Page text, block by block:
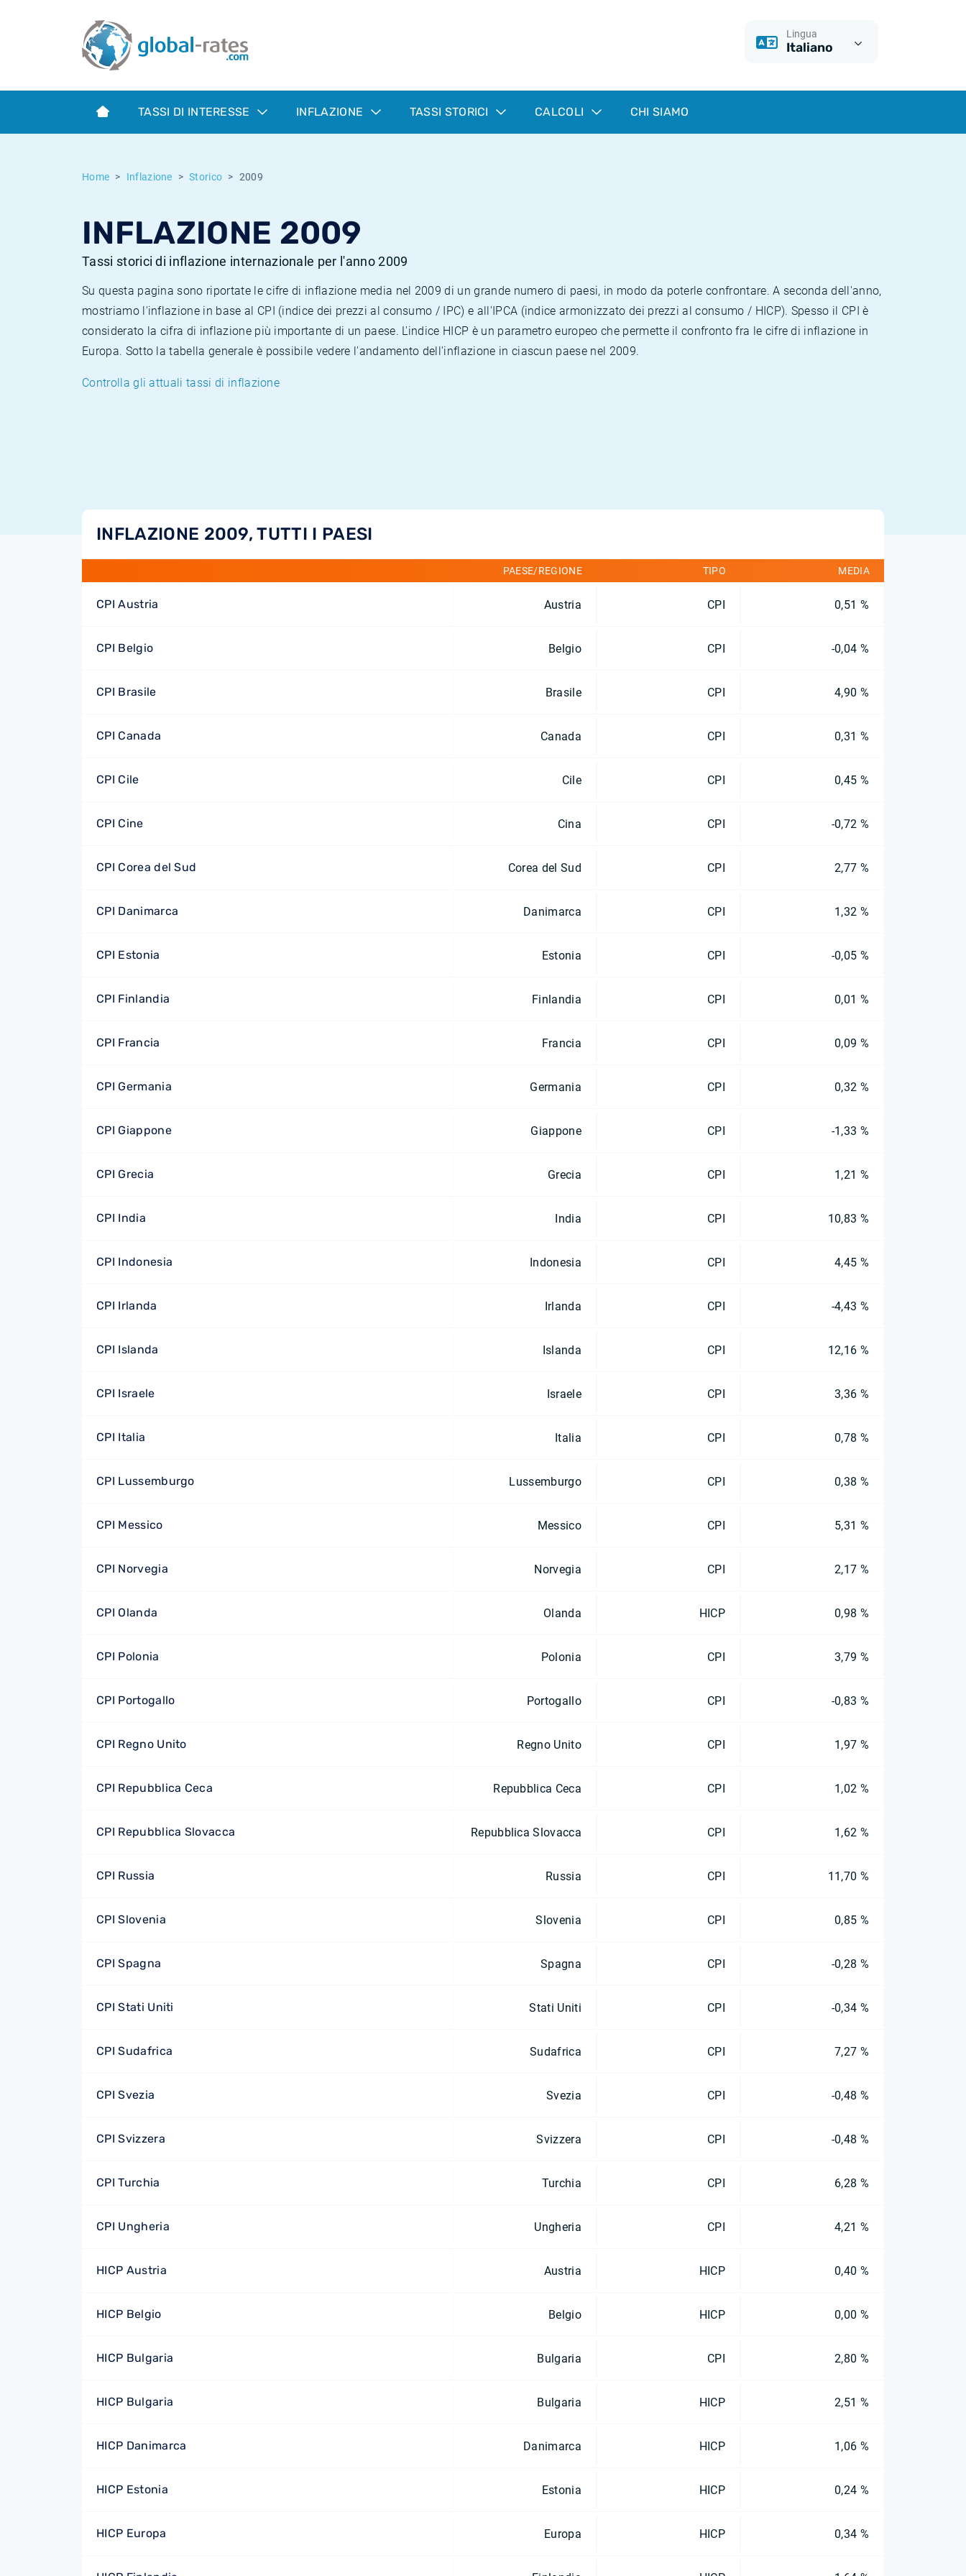
Lingua
Italiano
TASSI DI INTERESSE INFLAZIONE TASSI STORICI CALCOLI CHI SIAMO
Home Inflazione Storico 2009
INFLAZIONE 2009
Tassi storici di inflazione internazionale per l'anno 2009
Su questa pagina sono riportate le cifre di inflazione media nel 2009 di un grande numero di paesi, in modo da poterle confrontare. A seconda dell'anno,
mostriamo l'inflazione in base al CPI (indice dei prezzi al consumo / IPC) e all'IPCA (indice armonizzato dei prezzi al consumo / HICP). Spesso il CPI è
considerato la cifra di inflazione più importante di un paese. L'indice HICP è un parametro europeo che permette il confronto fra le cifre di inflazione in
Europa. Sotto la tabella generale è possibile vedere l'andamento dell'inflazione in ciascun paese nel 2009.
Controlla gli attuali tassi di inflazione
INFLAZIONE 2009, TUTTI I PAESI
PAESE/REGIONE TIPO MEDIA
CPI Austria Austria CPI 0,51 %
CPI Belgio Belgio CPI -0,04 %
CPI Brasile Brasile CPI 4,90 %
CPI Canada Canada CPI 0,31 %
CPI Cile Cile CPI 0,45 %
CPI Cine Cina CPI -0,72 %
CPI Corea del Sud Corea del Sud CPI 2,77 %
CPI Danimarca Danimarca CPI 1,32 %
CPI Estonia Estonia CPI -0,05 %
CPI Finlandia Finlandia CPI 0,01 %
CPI Francia Francia CPI 0,09 %
CPI Germania Germania CPI 0,32 %
CPI Giappone Giappone CPI -1,33 %
CPI Grecia Grecia CPI 1,21 %
CPI India India CPI 10,83 %
CPI Indonesia Indonesia CPI 4,45 %
CPI Irlanda Irlanda CPI -4,43 %
CPI Islanda Islanda CPI 12,16 %
CPI Israele Israele CPI 3,36 %
CPI Italia Italia CPI 0,78 %
CPI Lussemburgo Lussemburgo CPI 0,38 %
CPI Messico Messico CPI 5,31 %
CPI Norvegia Norvegia CPI 2,17 %
CPI Olanda Olanda HICP 0,98 %
CPI Polonia Polonia CPI 3,79 %
CPI Portogallo Portogallo CPI -0,83 %
CPI Regno Unito Regno Unito CPI 1,97 %
CPI Repubblica Ceca Repubblica Ceca CPI 1,02 %
CPI Repubblica Slovacca Repubblica Slovacca CPI 1,62 %
CPI Russia Russia CPI 11,70 %
CPI Slovenia Slovenia CPI 0,85 %
CPI Spagna Spagna CPI -0,28 %
CPI Stati Uniti Stati Uniti CPI -0,34 %
CPI Sudafrica Sudafrica CPI 7,27 %
CPI Svezia Svezia CPI -0,48 %
CPI Svizzera Svizzera CPI -0,48 %
CPI Turchia Turchia CPI 6,28 %
CPI Ungheria Ungheria CPI 4,21 %
HICP Austria Austria HICP 0,40 %
HICP Belgio Belgio HICP 0,00 %
HICP Bulgaria Bulgaria CPI 2,80 %
HICP Bulgaria Bulgaria HICP 2,51 %
HICP Danimarca Danimarca HICP 1,06 %
HICP Estonia Estonia HICP 0,24 %
HICP Europa Europa HICP 0,34 %
Term SOFR
Cos'è l'inflazione CPI?
Cos'è l'inflazione HICP?
Inflazione Svizzera
Tassi storici Euribor
Tassi storici di ESTER
Tassi di inflazione storici
Calcolatore dell’inflazione